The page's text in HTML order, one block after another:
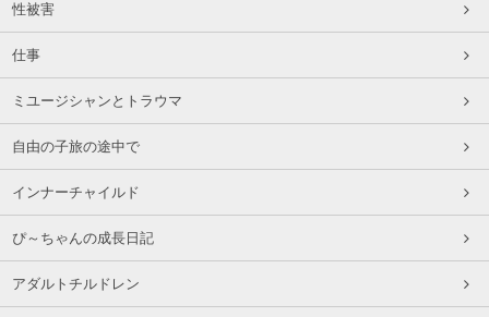
性被害
仕事
ミユージシャンとトラウマ
自由の子旅の途中で
インナーチャイルド
ぴ～ちゃんの成長日記
アダルトチルドレン